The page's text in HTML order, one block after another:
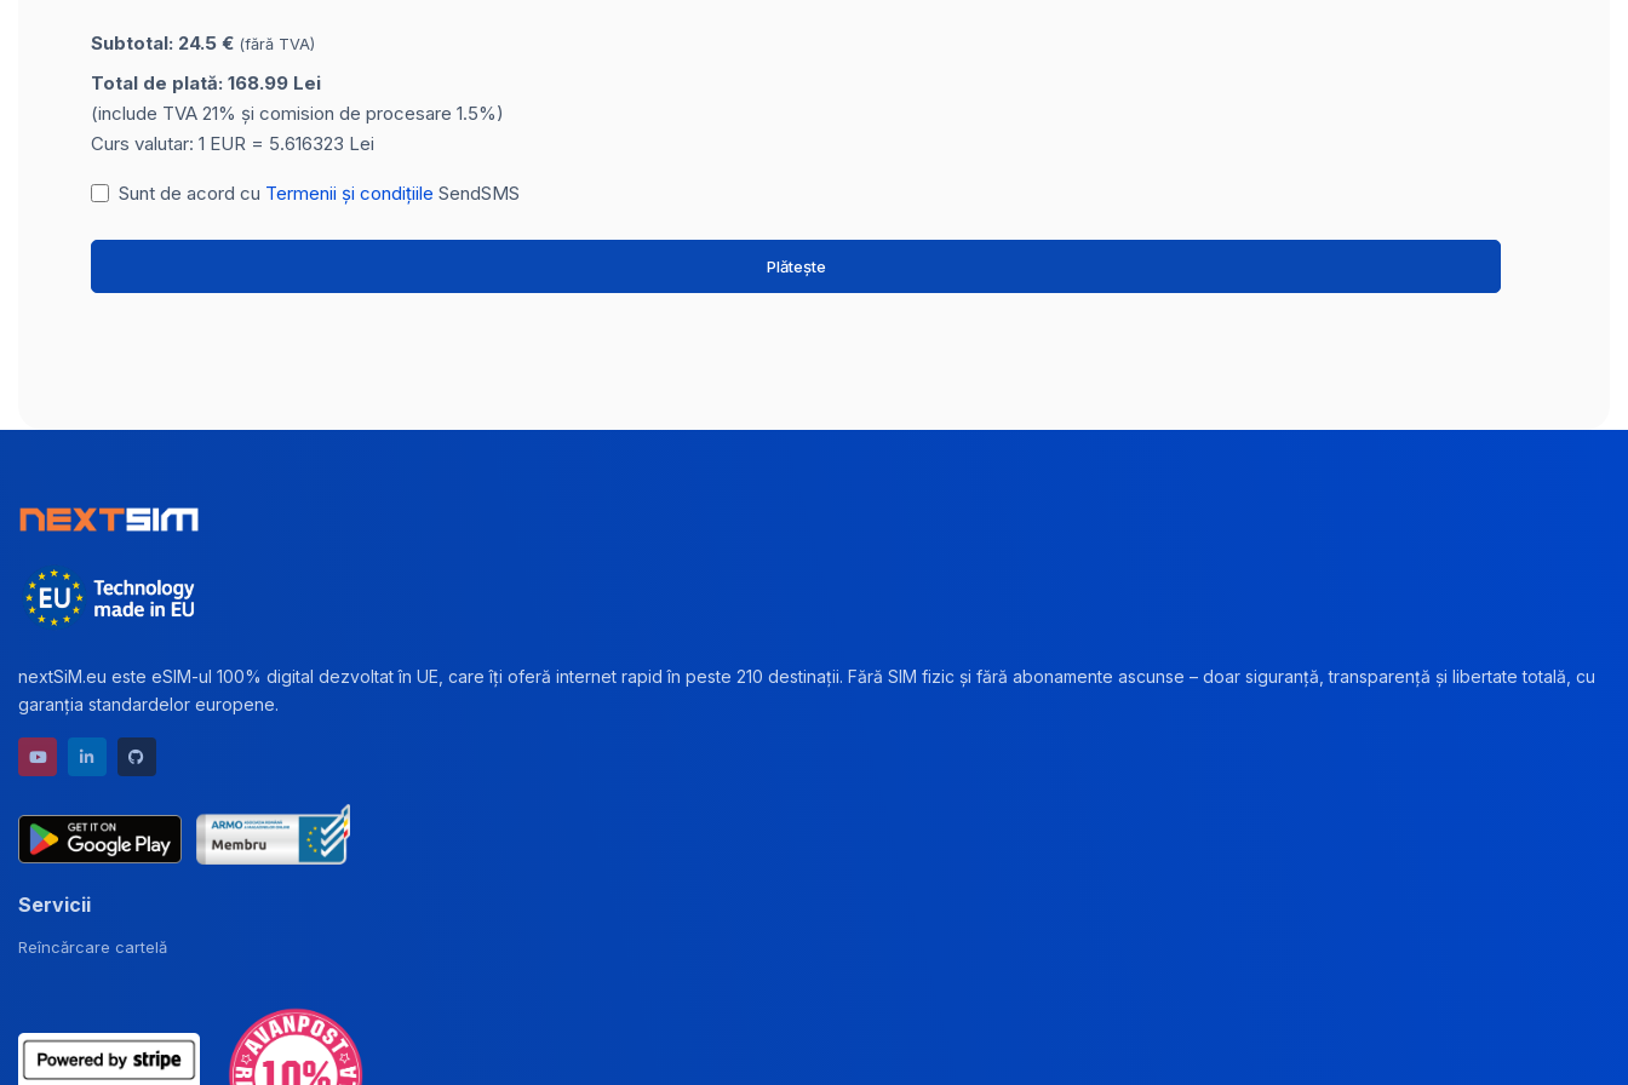
Subtotal: 24.5 € (fără TVA)
Total de plată: 168.99 Lei
(include TVA 21% și comision de procesare 1.5%)
Curs valutar: 1 EUR = 5.616323 Lei
Sunt de acord cu Termenii și condițiile SendSMS
Plătește
nextSiM.eu este eSIM-ul 100% digital dezvoltat în UE, care îți oferă internet rapid în peste 210 destinații. Fără SIM fizic și fără abonamente ascunse – doar siguranță, transparență și libertate totală, cu
garanția standardelor europene.
YouTube channel
LinkedIn profile
Servicii
Reîncărcare cartelă